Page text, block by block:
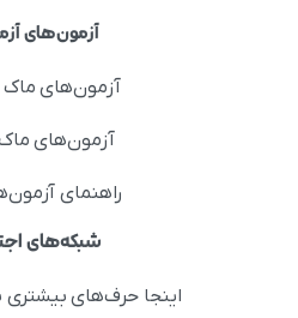
آزمون‌های
آزمون‌های
آزمون‌های ماک
راهنمای
شبکه‌های
اینجا حرف‌های بیشتری